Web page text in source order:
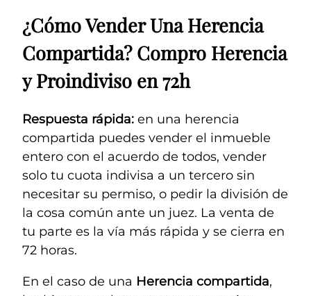
¿Cómo Vender Una Herencia
Compartida? Compro Herencia
y Proindiviso en 72h
Respuesta rápida: en una herencia
compartida puedes vender el inmueble
entero con el acuerdo de todos, vender
solo tu cuota indivisa a un tercero sin
necesitar su permiso, o pedir la división de
la cosa común ante un juez. La venta de
tu parte es la vía más rápida y se cierra en
72 horas.
En el caso de una Herencia compartida,